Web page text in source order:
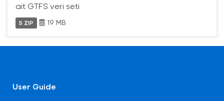
ait GTFS veri seti
5 ZIP 19 MB
User Guide